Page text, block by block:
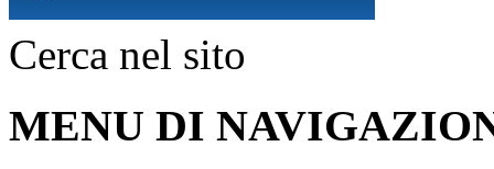
Cerca nel sito
MENU DI